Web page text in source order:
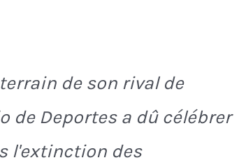
de son rival de
de Deportes a dû célébrer
l'extinction des